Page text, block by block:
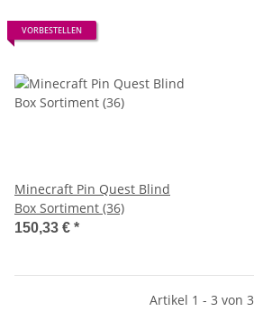
VORBESTELLEN
Minecraft Pin Quest Blind
Box Sortiment (36)
150,33 € *
Artikel 1 - 3 von 3